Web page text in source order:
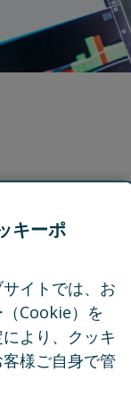
年発生してい
イアンス上の問
、コンプライア
したデータ分析
キーポ
イトでは、お
Cookie）を
より、クッキ
様ご自身で管